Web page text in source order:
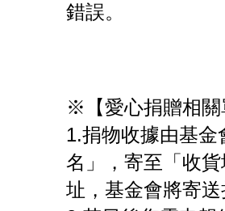
錯誤。
※【愛心捐贈相關
1.捐物收據由基
名」，寄至「收
址，基金會將寄